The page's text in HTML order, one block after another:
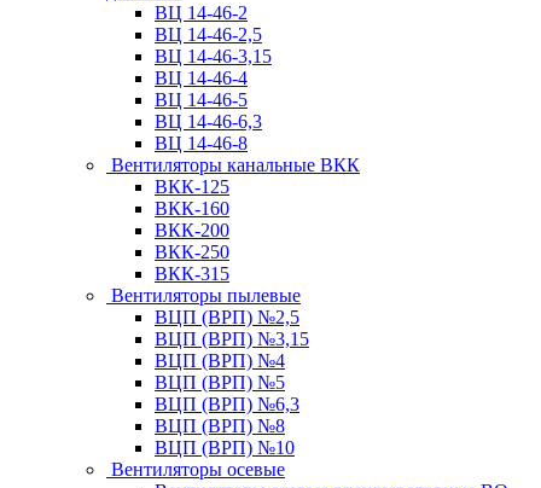
ВЦ 14-46-2
ВЦ 14-46-2,5
ВЦ 14-46-3,15
ВЦ 14-46-4
ВЦ 14-46-5
ВЦ 14-46-6,3
ВЦ 14-46-8
Вентиляторы канальные ВКК
ВКК-125
ВКК-160
ВКК-200
ВКК-250
ВКК-315
Вентиляторы пылевые
ВЦП (ВРП) №2,5
ВЦП (ВРП) №3,15
ВЦП (ВРП) №4
ВЦП (ВРП) №5
ВЦП (ВРП) №6,3
ВЦП (ВРП) №8
ВЦП (ВРП) №10
Вентиляторы осевые